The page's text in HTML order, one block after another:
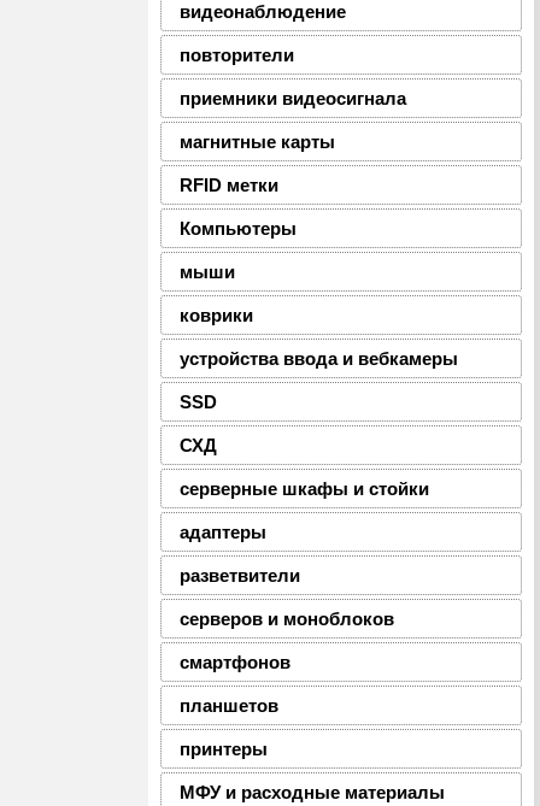
видеонаблюдение
повторители
приемники видеосигнала
магнитные карты
RFID метки
Компьютеры
мыши
коврики
устройства ввода и вебкамеры
SSD
СХД
серверные шкафы и стойки
адаптеры
разветвители
серверов и моноблоков
смартфонов
планшетов
принтеры
МФУ и расходные материалы